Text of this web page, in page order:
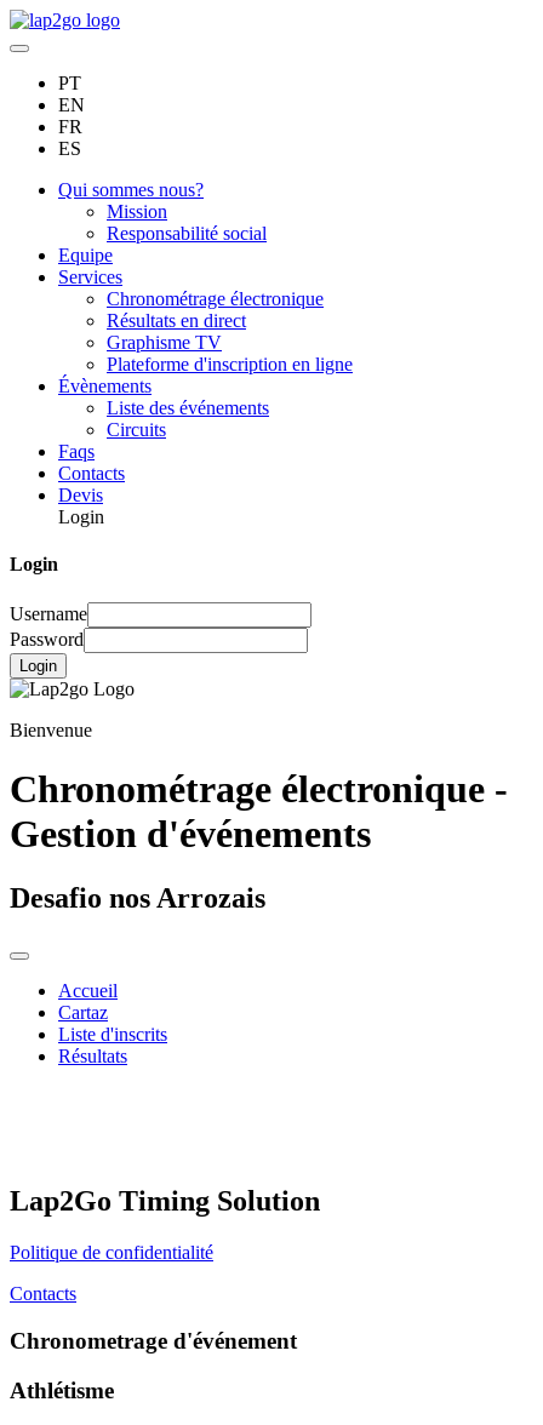
PT
EN
FR
ES
Qui sommes nous?
Mission
Responsabilité social
Equipe
Services
Chronométrage électronique
Résultats en direct
Graphisme TV
Plateforme d'inscription en ligne
Évènements
Liste des événements
Circuits
Faqs
Contacts
Devis
Login
Login
Username
Password
Login
Bienvenue
Chronométrage électronique -
Gestion d'événements
Desafio nos Arrozais
Accueil
Cartaz
Liste d'inscrits
Résultats
Lap2Go Timing Solution
Politique de confidentialité
Contacts
Chronometrage d'événement
Athlétisme